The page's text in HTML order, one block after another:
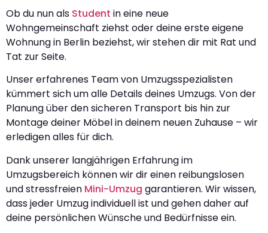
Ob du nun als Student in eine neue
Wohngemeinschaft ziehst oder deine erste eigene
Wohnung in Berlin beziehst, wir stehen dir mit Rat und
Tat zur Seite.
Unser erfahrenes Team von Umzugsspezialisten
kümmert sich um alle Details deines Umzugs. Von der
Planung über den sicheren Transport bis hin zur
Montage deiner Möbel in deinem neuen Zuhause – wir
erledigen alles für dich.
Dank unserer langjährigen Erfahrung im
Umzugsbereich können wir dir einen reibungslosen
und stressfreien Mini-Umzug garantieren. Wir wissen,
dass jeder Umzug individuell ist und gehen daher auf
deine persönlichen Wünsche und Bedürfnisse ein.